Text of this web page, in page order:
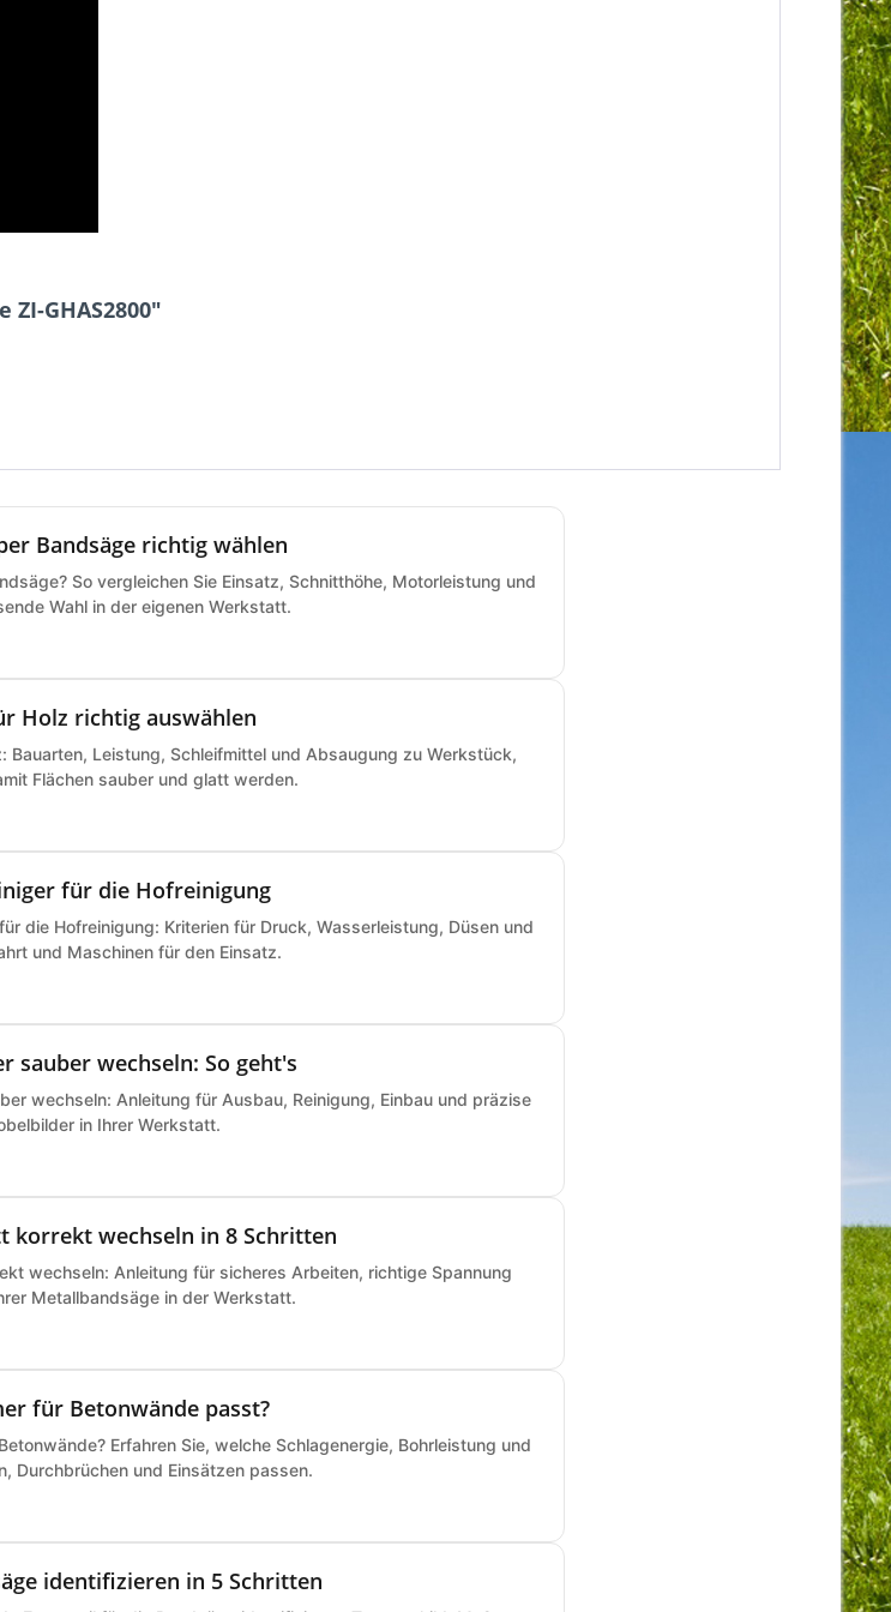
GHAS2800"
Bandsäge richtig wählen
So vergleichen Sie Einsatz, Schnitthöhe, Motorleistung und
Wahl in der eigenen Werkstatt.
Holz richtig auswählen
Bauarten, Leistung, Schleifmittel und Absaugung zu Werkstück,
Flächen sauber und glatt werden.
für die Hofreinigung
die Hofreinigung: Kriterien für Druck, Wasserleistung, Düsen und
und Maschinen für den Einsatz.
sauber wechseln: So geht's
wechseln: Anleitung für Ausbau, Reinigung, Einbau und präzise
in Ihrer Werkstatt.
korrekt wechseln in 8 Schritten
wechseln: Anleitung für sicheres Arbeiten, richtige Spannung
Metallbandsäge in der Werkstatt.
für Betonwände passt?
Erfahren Sie, welche Schlagenergie, Bohrleistung und
Durchbrüchen und Einsätzen passen.
identifizieren in 5 Schritten